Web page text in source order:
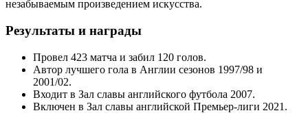
незабываемым произведением искусства.
Результаты и награды
Провел 423 матча и забил 120 голов.
Автор лучшего гола в Англии сезонов 1997/98 и
2001/02.
Входит в Зал славы английского футбола 2007.
Включен в Зал славы английской Премьер-лиги 2021.